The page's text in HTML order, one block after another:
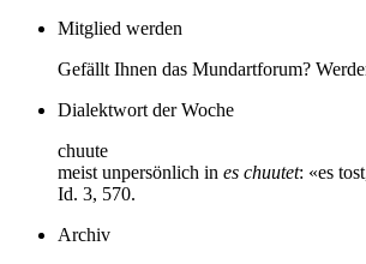
Mitglied werden
Gefällt Ihnen das Mundartforum?
Dialektwort der Woche
chuute
meist unpersönlich in es chuutet: «es
Id. 3, 570.
Archiv